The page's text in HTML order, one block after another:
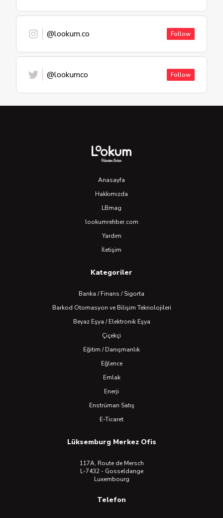
@lookum.co Follow
@lookumco Follow
Anasayfa
Hakkımızda
LBmag
lookumrehber.com
Yardım
İletişim
Kategoriler
Banka / Finans / Sigorta
Barkod Otomasyon ve Bilişim Teknolojileri
Beyaz Eşya / Elektronik Eşya
Çiçekçi
Eğitim / Danışmanlık
Eğlence
Emlak
Enerji
Enstrüman Satış
E-Ticaret
Lüksemburg Merkez Ofis
117A, Route de Mersch
L-7432 - Gosseldange
Luxembourg
Telefon